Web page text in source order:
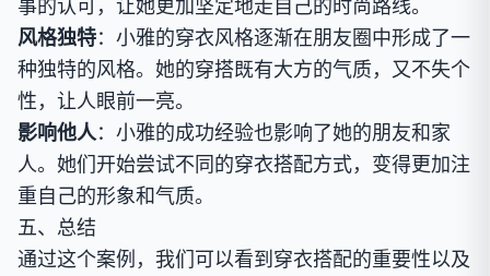
事的认可，让她更加坚定地走自己的时尚路线。
风格独特：小雅的穿衣风格逐渐在朋友圈中形成了一
种独特的风格。她的穿搭既有大方的气质，又不失个
性，让人眼前一亮。
影响他人：小雅的成功经验也影响了她的朋友和家
人。她们开始尝试不同的穿衣搭配方式，变得更加注
重自己的形象和气质。
五、总结
通过这个案例，我们可以看到穿衣搭配的重要性以及